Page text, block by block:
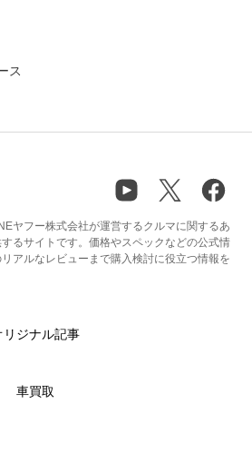
ス
ヤフー株式会社が運営するクルマに関するあ
るサイトです。価格やスペックなどの公式情
アルなレビューまで購入検討に役立つ情報を
リジナル記事
車買取